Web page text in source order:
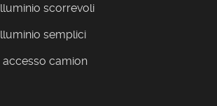
scorrevoli
semplici
accesso camion